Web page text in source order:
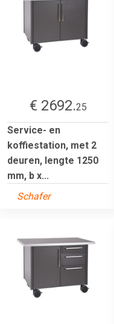
€ 2692.25
Service- en
koffiestation, met 2
deuren, lengte 1250
mm, b x...
Schafer